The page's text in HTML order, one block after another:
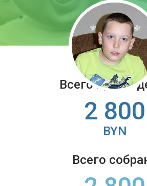
Всего нужно
2 800
BYN
Всего